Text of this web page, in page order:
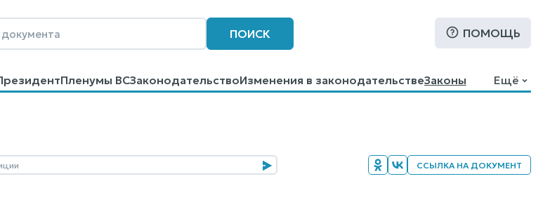
ПОИСК ПОМОЩЬ
Пленумы ВСЗаконодательствоИзменения в законодательствеЗаконы
ПомощьПоиск
Ещё
ССЫЛКА НА ДОКУМЕНТ